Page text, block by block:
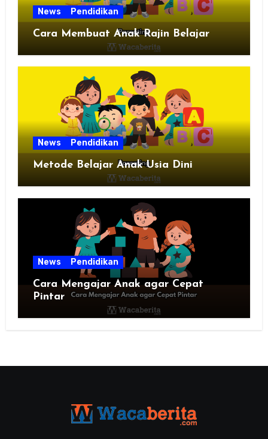
News Pendidikan
Cara Membuat Anak Rajin Belajar
News Pendidikan
Metode Belajar Anak Usia Dini
News Pendidikan
Cara Mengajar Anak agar Cepat
Pintar